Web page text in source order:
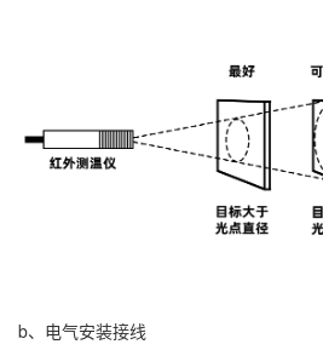
b、电气安装接线